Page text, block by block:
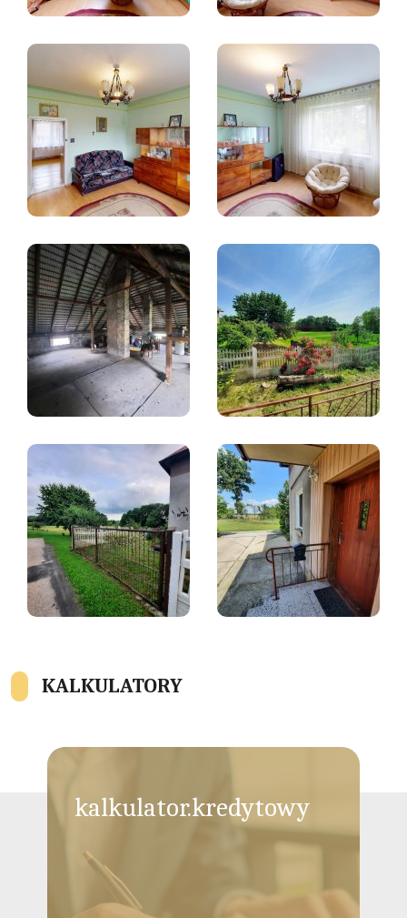
KALKULATORY
kalkulator.kredytowy